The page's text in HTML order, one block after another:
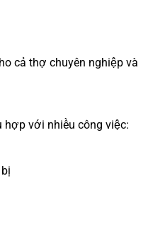
cả thợ chuyên nghiệp và
hợp với nhiều công việc: